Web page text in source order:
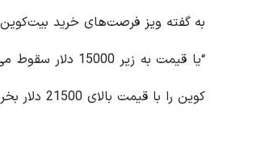
به گفته ویز فرصت‌های خرید
“یا قیمت به
کوین را با قیمت بالای 21500 دلار بخرید.”